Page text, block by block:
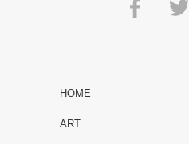
HOME
ART